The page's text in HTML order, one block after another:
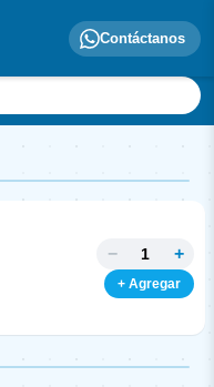
Contáctanos
− +
+ Agregar